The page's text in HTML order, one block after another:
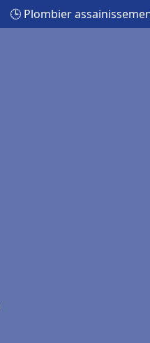
🕒 Plombier